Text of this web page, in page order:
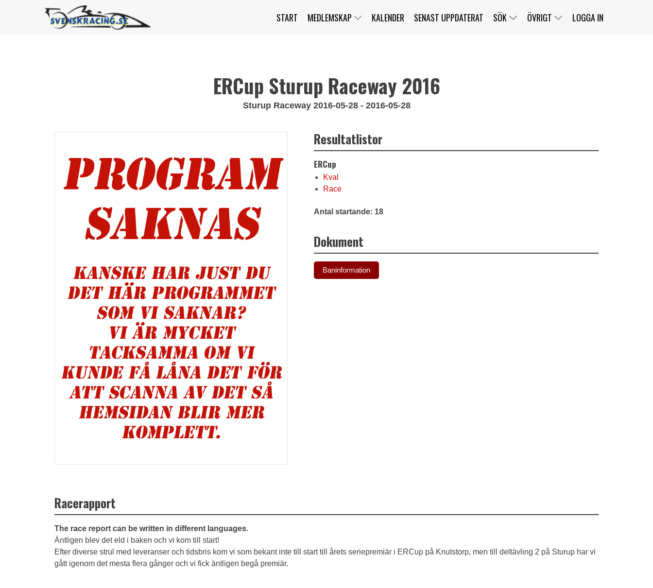
START MEDLEMSKAP KALENDER SENAST UPPDATERAT SÖK ÖVRIGT
KOMPLETTERA
LOGGA IN
ERCup Sturup Raceway 2016
Sturup Raceway 2016-05-28 - 2016-05-28
Resultatlistor
ERCup
Kval
Race
Antal startande: 18
Dokument
Baninformation
Racerapport
The race report can be written in different languages.
Äntligen blev det eld i baken och vi kom till start!
Efter diverse strul med leveranser och tidsbris kom vi som bekant inte till start till årets seriepremiär i ERCup på Knutstorp, men till deltävling 2 på Sturup har vi
gått igenom det mesta flera gånger och vi fick äntligen begå premiär.